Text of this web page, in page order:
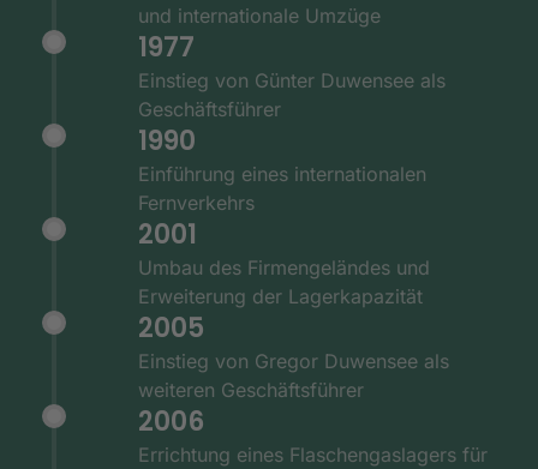
und internationale Umzüge
1977
Einstieg von Günter Duwensee als
Geschäftsführer
1990
Einführung eines internationalen
Fernverkehrs
2001
Umbau des Firmengeländes und
Erweiterung der Lagerkapazität
2005
Einstieg von Gregor Duwensee als
weiteren Geschäftsführer
2006
Errichtung eines Flaschengaslagers für